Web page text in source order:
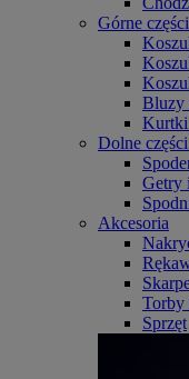
Górne
Bluzy
Dolne
Getry
Akcesoria
Torby
Sprzęt